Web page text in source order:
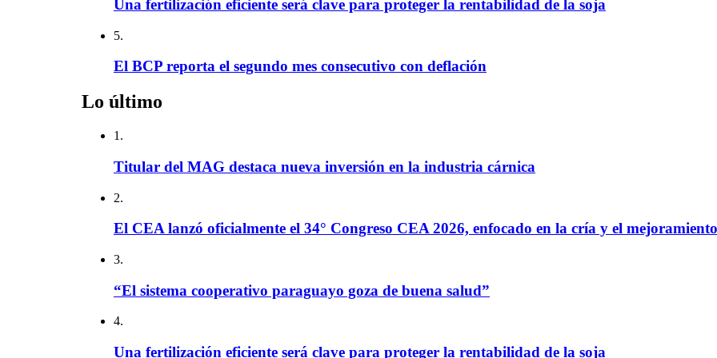
Una fertilización eficiente será clave para proteger la rentabilidad de la soja
5.
El BCP reporta el segundo mes consecutivo con deflación
Lo último
1.
Titular del MAG destaca nueva inversión en la industria cárnica
2.
El CEA lanzó oficialmente el 34° Congreso CEA 2026, enfocado en la cría y el
3.
“El sistema cooperativo paraguayo goza de buena salud”
4.
Una fertilización eficiente será clave para proteger la rentabilidad de la soja